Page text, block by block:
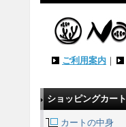
ご利用案内 ｜
ショッピングカート
カートの中身